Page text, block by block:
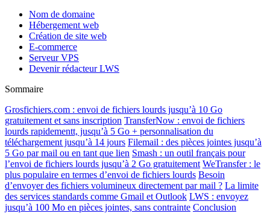
Nom de domaine
Hébergement web
Création de site web
E-commerce
Serveur VPS
Devenir rédacteur LWS
Sommaire
Grosfichiers.com : envoi de fichiers lourds jusqu’à 10 Go
gratuitement et sans inscription TransferNow : envoi de fichiers
lourds rapidementt, jusqu’à 5 Go + personnalisation du
téléchargement jusqu’à 14 jours Filemail : des pièces jointes jusqu’à
5 Go par mail ou en tant que lien Smash : un outil français pour
l’envoi de fichiers lourds jusqu’à 2 Go gratuitement WeTransfer : le
plus populaire en termes d’envoi de fichiers lourds Besoin
d’envoyer des fichiers volumineux directement par mail ? La limite
des services standards comme Gmail et Outlook LWS : envoyez
jusqu’à 100 Mo en pièces jointes, sans contrainte Conclusion